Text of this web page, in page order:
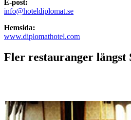
E-post:
info@hoteldiplomat.se
Hemsida:
www.diplomathotel.com
Fler restauranger längst